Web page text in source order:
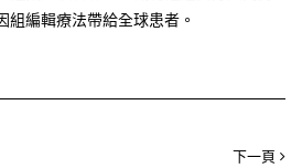
組編輯療法帶給全球患者。
下一頁